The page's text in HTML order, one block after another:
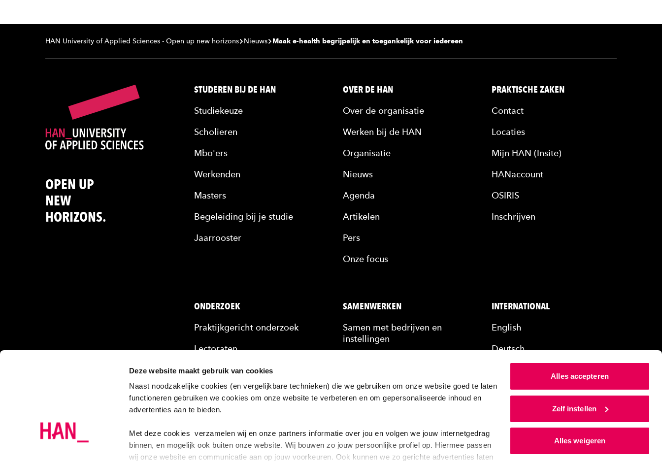
Deze website maakt gebruik van cookies
Naast noodzakelijke cookies (en vergelijkbare technieken) die we gebruiken om onze website goed te laten
functioneren gebruiken we cookies om onze website te verbeteren en om gepersonaliseerde inhoud en
advertenties aan te bieden.
Met deze cookies verzamelen wij en onze partners informatie over jou en volgen we jouw internetgedrag
binnen, en mogelijk ook buiten onze website. Wij bouwen zo jouw persoonlijke profiel op. Hiermee passen
wij onze website en communicatie aan op jouw voorkeuren. Ook kunnen we zo gerichte advertenties laten
Alles accepteren
Zelf instellen
Alles weigeren
HAN University of Applied Sciences - Open up new horizons Nieuws Maak e-health begrijpelijk en toegankelijk voor iedereen
OPEN UP
NEW
HORIZONS.
STUDEREN BIJ DE HAN
Studiekeuze
Scholieren
Mbo'ers
Werkenden
Masters
Begeleiding bij je studie
Jaarrooster
OVER DE HAN
Over de organisatie
Werken bij de HAN
Organisatie
Nieuws
Agenda
Artikelen
Pers
Onze focus
PRAKTISCHE ZAKEN
Contact
Locaties
Mijn HAN (Insite)
HANaccount
OSIRIS
Inschrijven
ONDERZOEK
Praktijkgericht onderzoek
Lectoraten
Mensen
Onze kennis
Projecten
Onderzoek bij de HAN
SAMENWERKEN
Samen met bedrijven en
instellingen
Scholing van medewerkers
Hulp bij een vraagstuk
INTERNATIONAL
English
Deutsch